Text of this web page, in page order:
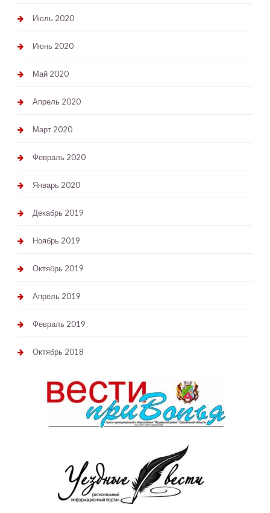
Июль 2020
Июнь 2020
Май 2020
Апрель 2020
Март 2020
Февраль 2020
Январь 2020
Декабрь 2019
Ноябрь 2019
Октябрь 2019
Апрель 2019
Февраль 2019
Октябрь 2018